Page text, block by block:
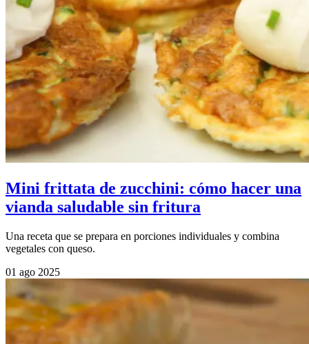
Mini frittata de zucchini: cómo hacer una
vianda saludable sin fritura
Una receta que se prepara en porciones individuales y combina
vegetales con queso.
01 ago 2025